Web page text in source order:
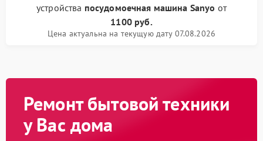
устройства посудомоечная машина Sanyo от
1100 руб.
Цена актуальна на текущую дату 07.08.2026
Ремонт бытовой техники
у Вас дома